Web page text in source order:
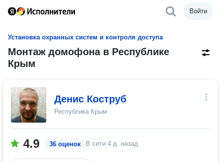
Войти
Установка охранных систем и контроля доступа
Монтаж домофона в Республике
Крым
Денис Коструб
Республика Крым
4.9 36 оценок В сети 4 д. назад